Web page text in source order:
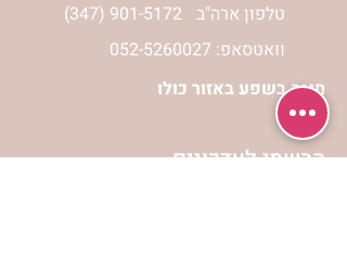
(347) 901-5172 טלפון ארה"ב
וואטסאפ: 052-5260027
חניה בשפע באזור כולו
הרשמי לעדכונים